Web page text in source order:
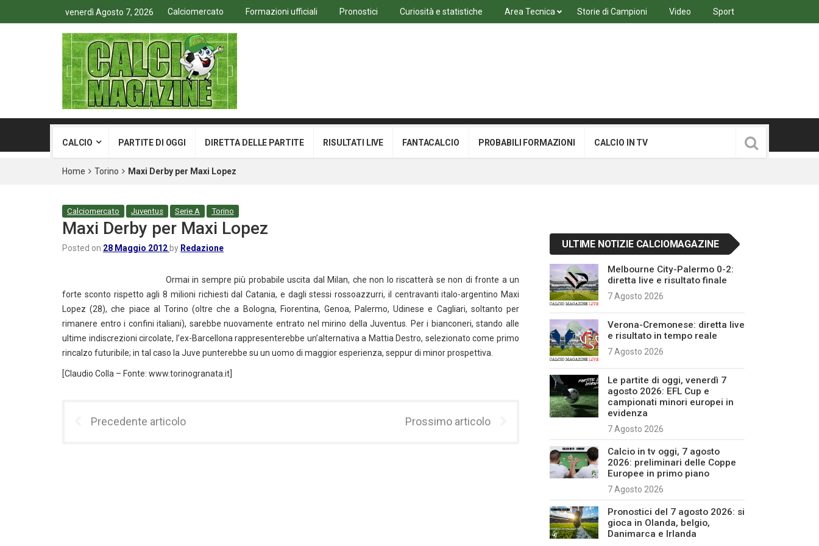
venerdì Agosto 7, 2026 Calciomercato Formazioni ufficiali Pronostici Curiosità e statistiche Area Tecnica Storie di Campioni Video Sport
CALCIO PARTITE DI OGGI DIRETTA DELLE PARTITE RISULTATI LIVE FANTACALCIO PROBABILI FORMAZIONI CALCIO IN TV
Home Torino Maxi Derby per Maxi Lopez
Calciomercato Juventus Serie A Torino
Maxi Derby per Maxi Lopez
Posted on 28 Maggio 2012 by Redazione
Ormai in sempre più probabile uscita dal Milan, che non lo riscatterà se non di fronte a un
forte sconto rispetto agli 8 milioni richiesti dal Catania, e dagli stessi rossoazzurri, il centravanti italo-argentino Maxi
Lopez (28), che piace al Torino (oltre che a Bologna, Fiorentina, Genoa, Palermo, Udinese e Cagliari, soltanto per
rimanere entro i confini italiani), sarebbe nuovamente entrato nel mirino della Juventus. Per i bianconeri, stando alle
ultime indiscrezioni circolate, l’ex-Barcellona rappresenterebbe un’alternativa a Mattia Destro, selezionato come primo
rincalzo futuribile; in tal caso la Juve punterebbe su un uomo di maggior esperienza, seppur di minor prospettiva.
[Claudio Colla – Fonte: www.torinogranata.it]
Precedente articolo Prossimo articolo
ULTIME NOTIZIE CALCIOMAGAZINE
Melbourne City-Palermo 0-2:
diretta live e risultato finale
7 Agosto 2026
Verona-Cremonese: diretta live
e risultato in tempo reale
7 Agosto 2026
Le partite di oggi, venerdì 7
agosto 2026: EFL Cup e
campionati minori europei in
evidenza
7 Agosto 2026
Calcio in tv oggi, 7 agosto
2026: preliminari delle Coppe
Europee in primo piano
7 Agosto 2026
Pronostici del 7 agosto 2026: si
gioca in Olanda, belgio,
Danimarca e Irlanda